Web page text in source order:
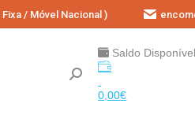
Fixa / Móvel Nacional )
Saldo
0,00€